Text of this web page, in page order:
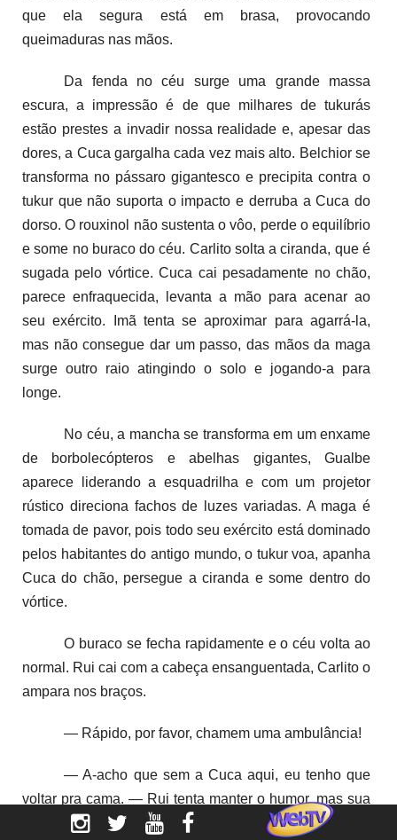
que ela segura está em brasa, provocando
queimaduras nas mãos.
Da fenda no céu surge uma grande massa
escura, a impressão é de que milhares de tukurás
estão prestes a invadir nossa realidade e, apesar das
dores, a Cuca gargalha cada vez mais alto. Belchior se
transforma no pássaro gigantesco e precipita contra o
tukur que não suporta o impacto e derruba a Cuca do
dorso. O rouxinol não sustenta o vôo, perde o equilíbrio
e some no buraco do céu. Carlito solta a ciranda, que é
sugada pelo vórtice. Cuca cai pesadamente no chão,
parece enfraquecida, levanta a mão para acenar ao
seu exército. Imã tenta se aproximar para agarrá-la,
mas não consegue dar um passo, das mãos da maga
surge outro raio atingindo o solo e jogando-a para
longe.
No céu, a mancha se transforma em um enxame
de borbolecópteros e abelhas gigantes, Gualbe
aparece liderando a esquadrilha e com um projetor
rústico direciona fachos de luzes variadas. A maga é
tomada de pavor, pois todo seu exército está dominado
pelos habitantes do antigo mundo, o tukur voa, apanha
Cuca do chão, persegue a ciranda e some dentro do
vórtice.
O buraco se fecha rapidamente e o céu volta ao
normal. Rui cai com a cabeça ensanguentada, Carlito o
ampara nos braços.
— Rápido, por favor, chamem uma ambulância!
— A-acho que sem a Cuca aqui, eu tenho que
voltar pra cama. — Rui tenta manter o humor, mas sua
voz sai vacilante. — E o Senhor Belchior?